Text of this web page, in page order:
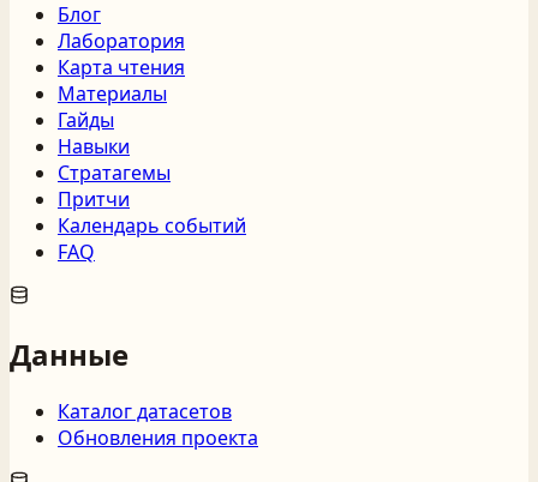
Блог
Лаборатория
Карта чтения
Материалы
Гайды
Навыки
Стратагемы
Притчи
Календарь событий
FAQ
Данные
Каталог датасетов
Обновления проекта